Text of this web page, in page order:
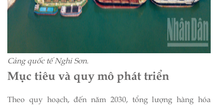
Cảng quốc tế Nghi Sơn.
Mục tiêu và quy mô phát triển
Theo quy hoạch, đến năm 2030, tổng lượng hàng hóa